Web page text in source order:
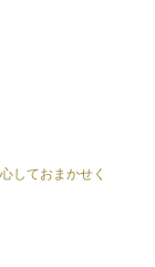
しておまかせく